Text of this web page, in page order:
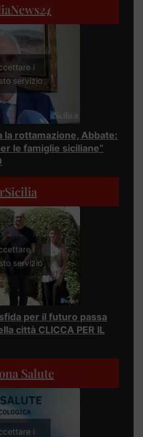
24
i
servizio
la rottamazione, Abbate:
le famiglie siciliane”
i
servizio
per il futuro passa
città CLICCA PER IL
Salute
i